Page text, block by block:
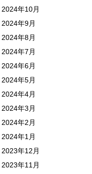
2024年10月
2024年9月
2024年8月
2024年7月
2024年6月
2024年5月
2024年4月
2024年3月
2024年2月
2024年1月
2023年12月
2023年11月